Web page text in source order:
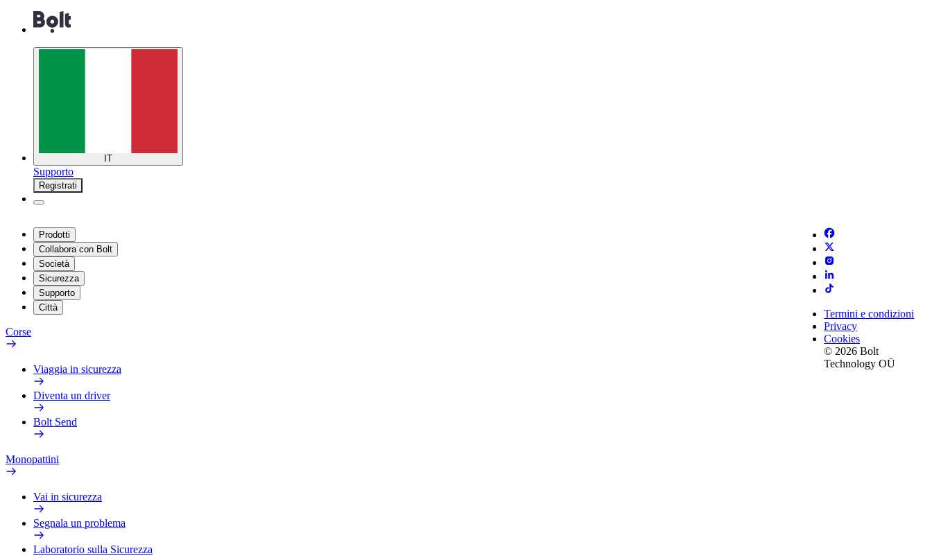
IT
Supporto
Registrati
Prodotti
Collabora con Bolt
Società
Sicurezza
Supporto
Città
Corse
Viaggia in sicurezza
Diventa un driver
Bolt Send
Monopattini
Vai in sicurezza
Segnala un problema
Laboratorio sulla Sicurezza
Termini e condizioni
Privacy
Cookies
© 2026 Bolt
Technology OÜ